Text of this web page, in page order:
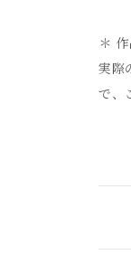
＊
実際
で、